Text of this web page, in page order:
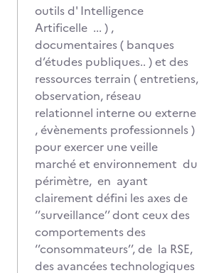
outils d' Intelligence
Artificelle ... ) ,
documentaires ( banques
d’études publiques.. ) et des
ressources terrain ( entretiens,
observation, réseau
relationnel interne ou externe
, évènements professionnels )
pour exercer une veille
marché et environnement du
périmètre, en ayant
clairement défini les axes de
‘’surveillance’’ dont ceux des
comportements des
‘’consommateurs’’, de la RSE,
des avancées technologiques